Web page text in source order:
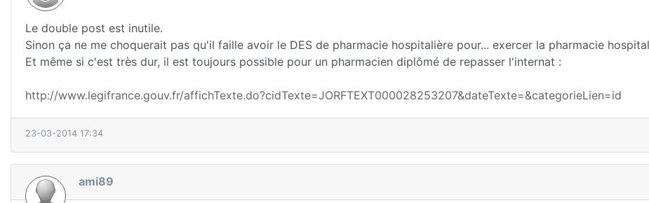
Le double post est inutile.
Sinon ça ne me choquerait pas qu'il faille avoir le DES de pharmacie hospitalière pour... exercer la pharmacie
Et même si c'est très dur, il est toujours possible pour un pharmacien diplômé de repasser l'internat :
http://www.legifrance.gouv.fr/affichTexte.do?cidTexte=JORFTEXT000028253207&dateTexte=&categorieLien=id
23-03-2014 17:34
ami89